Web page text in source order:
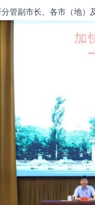
管副市长、各市（地